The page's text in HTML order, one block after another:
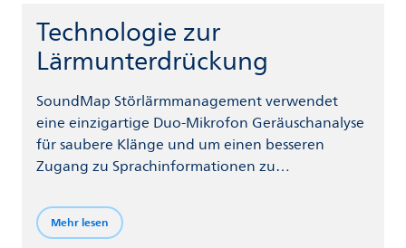
Technologie zur
Lärmunterdrückung
SoundMap Störlärmmanagement verwendet
eine einzigartige Duo-Mikrofon Geräuschanalyse
für saubere Klänge und um einen besseren
Zugang zu Sprachinformationen zu
zugeht.
Mehr lesen